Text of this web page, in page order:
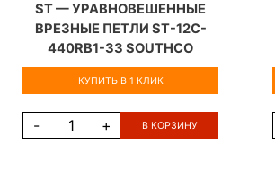
ST — УРАВНОВЕШЕННЫЕ
ВРЕЗНЫЕ ПЕТЛИ ST-12C-
440RB1-33 SOUTHCO
КУПИТЬ В 1 КЛИК
- + В КОРЗИНУ